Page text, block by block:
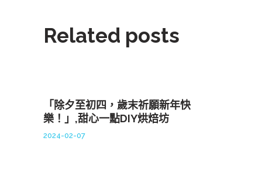
Related posts
「除夕至初四，歲末祈願新年快
樂！」,甜心一點DIY烘焙坊
2024-02-07